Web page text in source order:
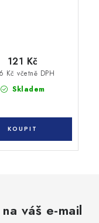
Skladem
Kč včetně DPH
121 Kč
váš e-mail